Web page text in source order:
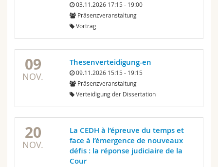
03.11.2026 17:15 - 19:00
Präsenzveranstaltung
Vortrag
09
NOV.
Thesenverteidigung-en
09.11.2026 15:15 - 19:15
Präsenzveranstaltung
Verteidigung der Dissertation
20
NOV.
La CEDH à l’épreuve du temps et
face à l’émergence de nouveaux
défis : la réponse judiciaire de la
Cour